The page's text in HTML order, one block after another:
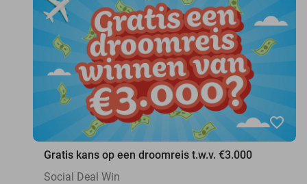
favorite_border
Gratis kans op een droomreis t.w.v. €3.000
Social Deal Win